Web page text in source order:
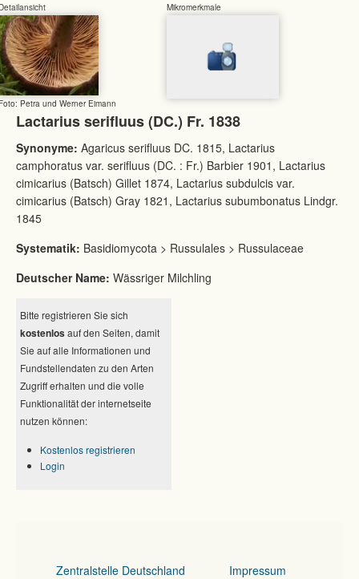
Petra und Werner Eimann
Mikromerkmale
Lactarius serifluus (DC.) Fr. 1838
Synonyme: Agaricus serifluus DC. 1815, Lactarius
camphoratus var. serifluus (DC. : Fr.) Barbier 1901, Lactarius
cimicarius (Batsch) Gillet 1874, Lactarius subdulcis var.
cimicarius (Batsch) Gray 1821, Lactarius subumbonatus Lindgr.
1845
Systematik: Basidiomycota > Russulales > Russulaceae
Deutscher Name: Wässriger Milchling
Bitte registrieren Sie sich
kostenlos auf den Seiten, damit
Sie auf alle Informationen und
Fundstellendaten zu den Arten
Zugriff erhalten und die volle
Funktionalität der internetseite
nutzen können:
Kostenlos registrieren
Login
Zentralstelle Deutschland Impressum